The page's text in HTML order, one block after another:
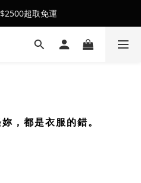
超取免運
超取免運
新品全新上架
，都是衣服的錯。